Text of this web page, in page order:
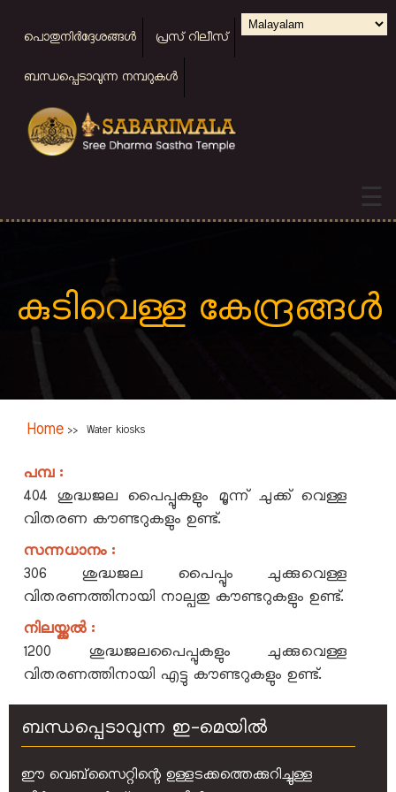
menu
പൊതുനിര്‍ദ്ദേശങ്ങള്‍ പ്രസ് റിലീസ്
ബന്ധപ്പെടാവുന്ന നമ്പറുകള്‍
Select
☰
Main
🏠
ശബരിമല
എങ്ങനെ
എത്തിച്ചേരാം
സൗകര്യങ്ങള്‍
ഓൺലൈൻ
കുടിവെള്ള കേന്ദ്രങ്ങള്‍
Breadcrumb
Home >> Water kiosks
പമ്പ :
404 ശുദ്ധജല പൈപ്പുകളും മൂന്ന് ചുക്ക് വെള്ള
വിതരണ കൗണ്ടറുകളും ഉണ്ട്.
സന്നധാനം :
306 ശുദ്ധജല പൈപ്പും ചുക്കുവെള്ള
വിതരണത്തിനായി നാല്പതു കൗണ്ടറുകളും ഉണ്ട്.
നിലയ്ക്കല്‍ :
1200 ശുദ്ധജലപൈപ്പുകളും ചുക്കുവെള്ള
വിതരണത്തിനായി എട്ടു കൗണ്ടറുകളും ഉണ്ട്.
ബന്ധപ്പെടാവുന്ന ഇ-മെയിൽ
ഈ വെബ്‌സൈറ്റിന്റെ ഉള്ളടക്കത്തെക്കുറിച്ചുള്ള